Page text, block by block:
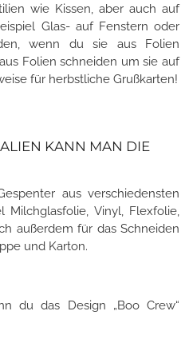
wie Kissen, aber auch auf
Glas- auf Fenstern oder
wenn du sie aus Folien
Folien schneiden um sie auf
für herbstliche Grußkarten!
KANN MAN DIE
aus verschiedensten
Vinyl, Flexfolie,
außerdem für das Schneiden
und Karton.
du das Design „Boo Crew“